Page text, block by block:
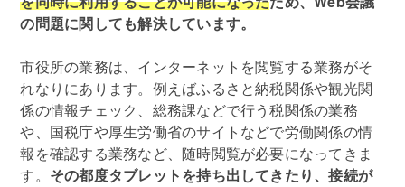
の問題に関しても解決しています。
市役所の業務は、インターネットを閲覧する業務がそ
れなりにあります。例えばふるさと納税関係や観光関
係の情報チェック、総務課などで行う税関係の業務
や、国税庁や厚生労働省のサイトなどで労働関係の情
報を確認する業務など、随時閲覧が必要になってきま
す。 その都度タブレットを持ち出してきたり、接続が